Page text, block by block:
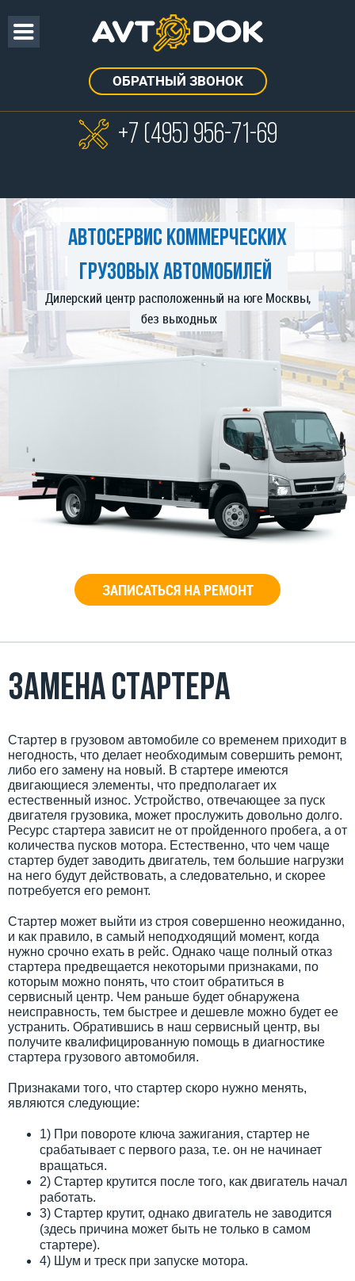
+7 (495) 956-71-69
ОБРАТНЫЙ ЗВОНОК
Автосервис коммерческих
грузовых автомобилей
Дилерский центр расположенный на юге Москвы,
без выходных
ЗАПИСАТЬСЯ НА РЕМОНТ
Замена стартера
Стартер в грузовом автомобиле со временем приходит в
негодность, что делает необходимым совершить ремонт,
либо его замену на новый. В стартере имеются
двигающиеся элементы, что предполагает их
естественный износ. Устройство, отвечающее за пуск
двигателя грузовика, может прослужить довольно долго.
Ресурс стартера зависит не от пройденного пробега, а от
количества пусков мотора. Естественно, что чем чаще
стартер будет заводить двигатель, тем большие нагрузки
на него будут действовать, а следовательно, и скорее
потребуется его ремонт.
Стартер может выйти из строя совершенно неожиданно,
и как правило, в самый неподходящий момент, когда
нужно срочно ехать в рейс. Однако чаще полный отказ
стартера предвещается некоторыми признаками, по
которым можно понять, что стоит обратиться в
сервисный центр. Чем раньше будет обнаружена
неисправность, тем быстрее и дешевле можно будет ее
устранить. Обратившись в наш сервисный центр, вы
получите квалифицированную помощь в диагностике
стартера грузового автомобиля.
Признаками того, что стартер скоро нужно менять,
являются следующие:
1) При повороте ключа зажигания, стартер не
срабатывает с первого раза, т.е. он не начинает
вращаться.
2) Стартер крутится после того, как двигатель начал
работать.
3) Стартер крутит, однако двигатель не заводится
(здесь причина может быть не только в самом
стартере).
4) Шум и треск при запуске мотора.